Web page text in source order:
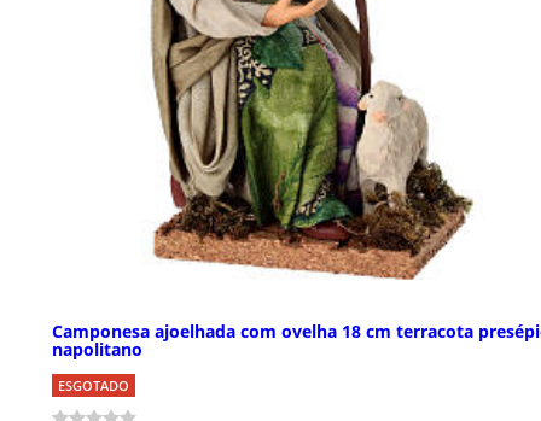
Camponesa ajoelhada com ovelha 18 cm terracota
napolitano
ESGOTADO